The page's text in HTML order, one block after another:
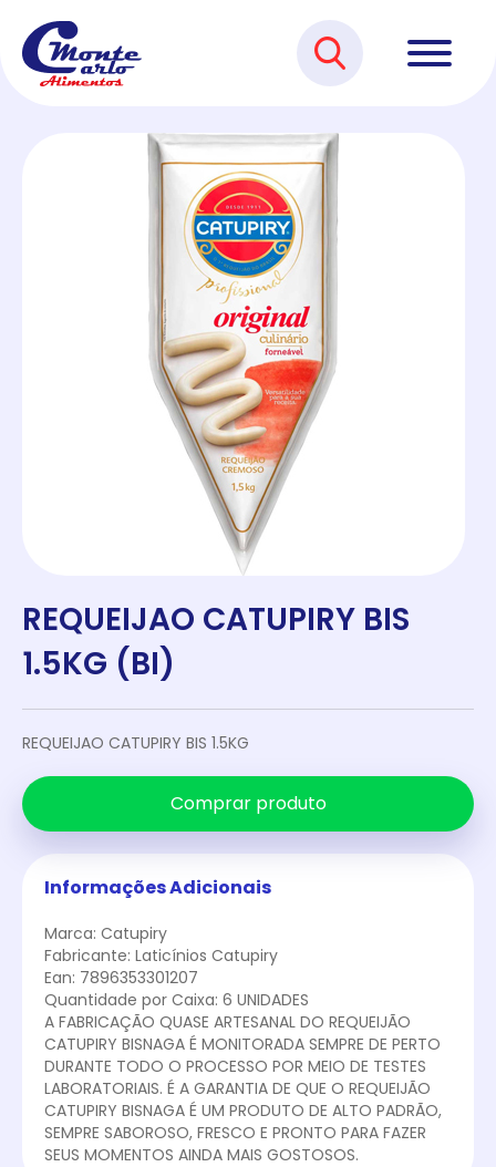
REQUEIJAO CATUPIRY BIS
1.5KG (BI)
REQUEIJAO CATUPIRY BIS 1.5KG
Comprar produto
Informações Adicionais
Marca: Catupiry
Fabricante: Laticínios Catupiry
Ean: 7896353301207
Quantidade por Caixa: 6 UNIDADES
A FABRICAÇÃO QUASE ARTESANAL DO REQUEIJÃO
CATUPIRY BISNAGA É MONITORADA SEMPRE DE PERTO
DURANTE TODO O PROCESSO POR MEIO DE TESTES
LABORATORIAIS. É A GARANTIA DE QUE O REQUEIJÃO
CATUPIRY BISNAGA É UM PRODUTO DE ALTO PADRÃO,
SEMPRE SABOROSO, FRESCO E PRONTO PARA FAZER
SEUS MOMENTOS AINDA MAIS GOSTOSOS.